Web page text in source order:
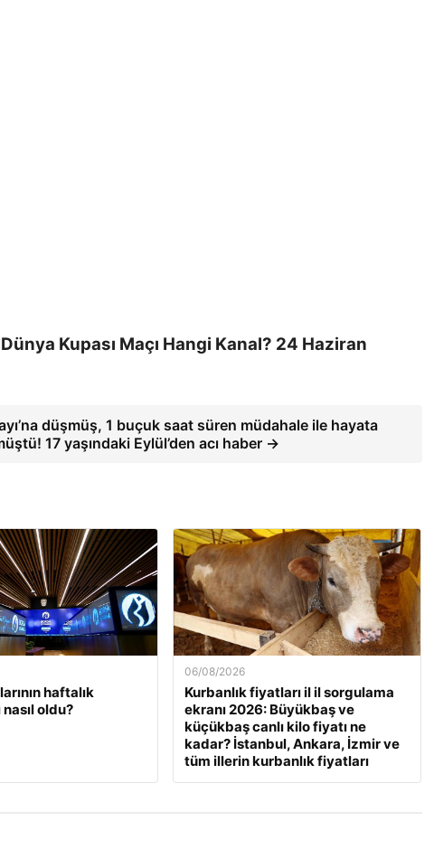
Kupası Maçı Hangi Kanal? 24 Haziran
düşmüş, 1 buçuk saat süren müdahale ile hayata
17 yaşındaki Eylül’den acı haber →
haftalık
oldu?
06/08/2026
Kurbanlık fiyatları il il sorgulama
ekranı 2026: Büyükbaş ve
küçükbaş canlı kilo fiyatı ne
kadar? İstanbul, Ankara, İzmir ve
tüm illerin kurbanlık fiyatları